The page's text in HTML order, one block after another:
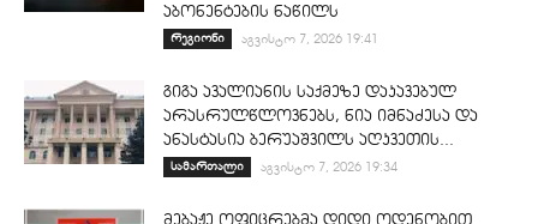
აბონენტების ნაწილს
რეგიონი აგვისტო 7, 2026 19:41
გიგა ავალიანის საქმეზე დაკავებულ
არასრულწლოვნებს, ნია იმნაძესა და
ანასტასია ბერუაშვილს აღკვეთის...
სამართალი აგვისტო 7, 2026 19:34